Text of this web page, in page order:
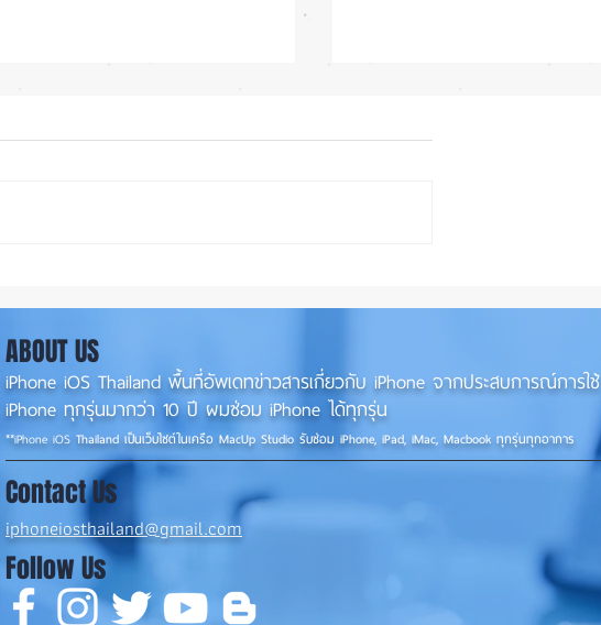
น่าใช้กว่าเดิม หลายแอปรองรับ
แนวนอนเต็มรูปแบบ! 📱✨
📱
ABOUT US
iPhone iOS Thailand พื้นที่อัพเดทข่าวสารเกี่ยวกับ iPhone จากประสบการณ์การใช้
iPhone ทุกรุ่นมากว่า 10 ปี ผมซ่อม iPhone ได้ทุกรุ่น
**iPhone iOS Thailand เป็นเว็บไซต์ในเครือ MacUp Studio รับซ่อม iPhone, iPad, iMac, Macbook ทุกรุ่นทุกอาการ
Contact Us
iphoneiosthailand@gmail.com
Follow Us